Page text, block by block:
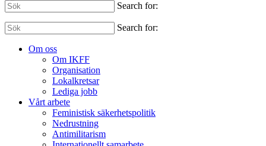
Search for:
Search for:
Om oss
Om IKFF
Organisation
Lokalkretsar
Lediga jobb
Vårt arbete
Feministisk säkerhetspolitik
Nedrustning
Antimilitarism